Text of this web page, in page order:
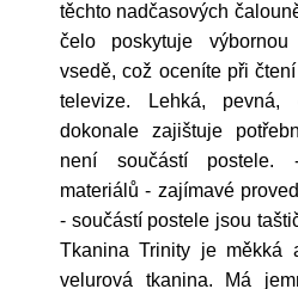
těchto nadčasových
čelo poskytuje
vsedě, což oceníte při
televize. Lehká, pevná,
dokonale zajištuje
není součástí postele.
materiálů - zajímavé
- součástí postele jsou
Tkanina Trinity je měkká
velurová tkanina. Má